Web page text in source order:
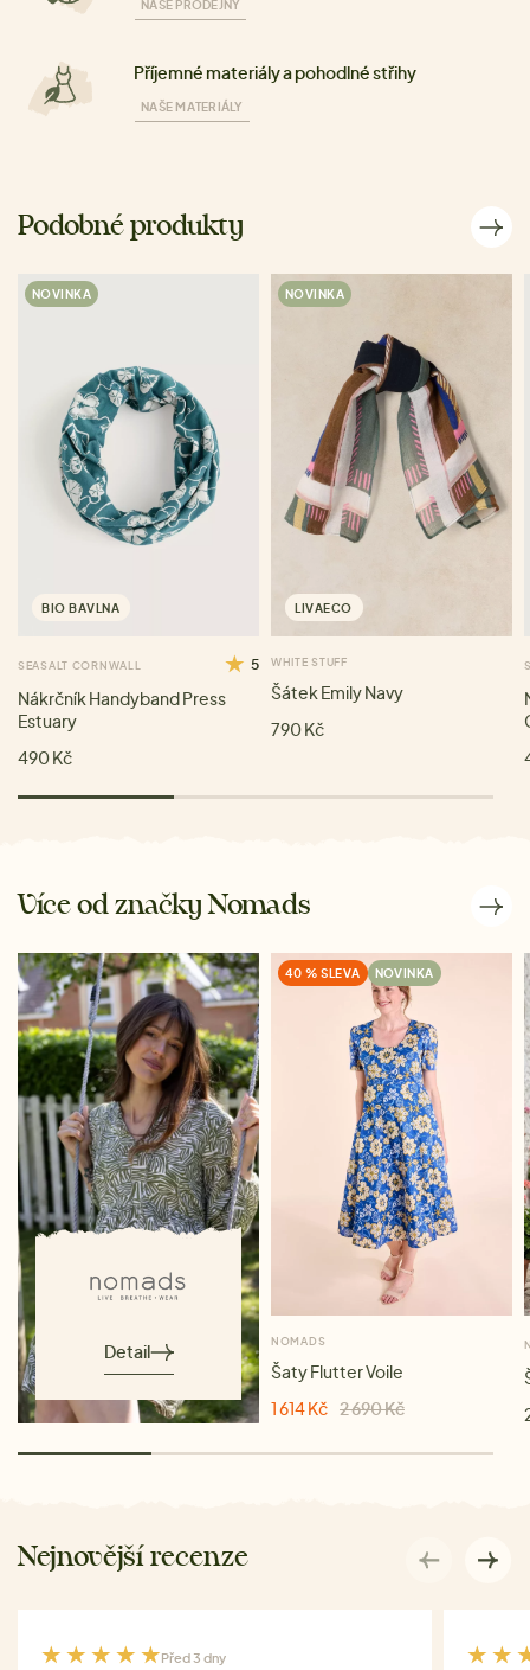
NAŠE PRODEJNY
Příjemné materiály a pohodlné střihy
NAŠE MATERIÁLY
Podobné produkty
NOVINKA
BIO BAVLNA
SEASALT CORNWALL 5
Nákrčník Handyband Press
Estuary
490 Kč
NOVINKA
LIVAECO
WHITE STUFF
Šátek Emily Navy
790 Kč
Více od značky Nomads
Detail
40 % SLEVA NOVINKA
NOMADS
Šaty Flutter Voile
1 614 Kč 2 690 Kč
Nejnovější recenze
Před 3 dny